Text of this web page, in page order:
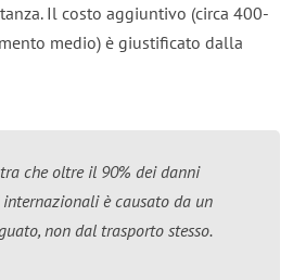
Il costo aggiuntivo (circa 400-
medio) è giustificato dalla
che oltre il 90% dei danni
è causato da un
non dal trasporto stesso.